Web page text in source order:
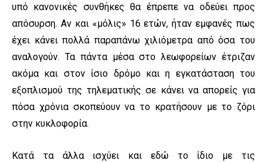
υπό κανονικές συνθήκες θα έπρεπε να οδεύει προς
απόσυρση. Αν και «μόλις» 16 ετών, ήταν εμφανές πως
έχει κάνει πολλά παραπάνω χιλιόμετρα από όσα του
αναλογούν. Τα πάντα μέσα στο λεωφορείων έτριζαν
ακόμα και στον ίσιο δρόμο και η εγκατάσταση του
εξοπλισμού της τηλεματικής σε κάνει να απορείς για
πόσα χρόνια σκοπεύουν να το κρατήσουν με το ζόρι
στην κυκλοφορία.
Κατά τα άλλα ισχύει και εδώ το ίδιο με τις